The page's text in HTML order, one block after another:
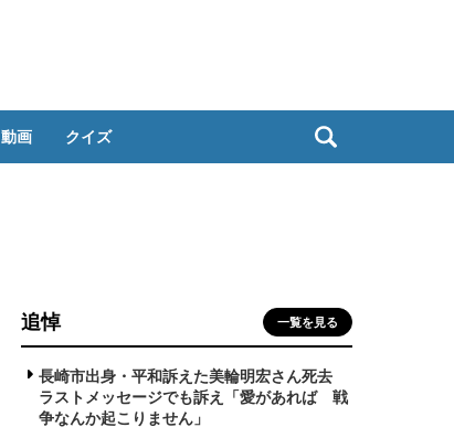
動画 クイズ
追悼 一覧を見る
長崎市出身・平和訴えた美輪明宏さん死去
ラストメッセージでも訴え「愛があれば 戦
争なんか起こりません」